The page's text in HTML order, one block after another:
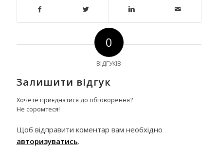
0
ВІДГУКІВ
Залишити відгук
Хочете приєднатися до обговорення?
Не соромтеся!
Щоб відправити коментар вам необхідно
авторизуватись.